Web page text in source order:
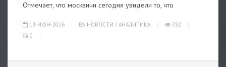
Отмечает, что москвичи сегодня увидели то, что
18-ИЮН-2026 НОВОСТИ / АНАЛИТИКА
782
0